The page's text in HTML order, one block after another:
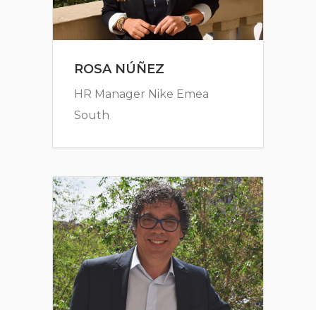
ROSA NÚÑEZ
HR Manager Nike Emea
South